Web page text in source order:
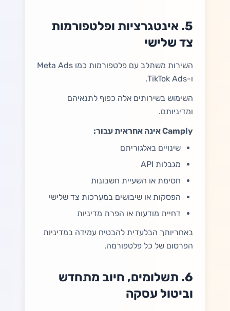
5. אינטגרציות ופלטפורמות
צד שלישי
השירות משתלב עם פלטפורמות כמו Meta Ads
ו-TikTok Ads.
השימוש בשירותים אלה כפוף לתנאיהם
ומדיניותם.
Camply אינה אחראית עבור:
שינויים באלגוריתם
מגבלות API
חסימת או השעיית חשבונות
הפסקות או שיבושים במערכות צד שלישי
דחיית מודעות או הפרת מדיניות
באחריותך הבלעדית להבטיח עמידה במדיניות
הפרסום של כל פלטפורמה.
6. תשלומים, חיוב מתחדש
וביטול עסקה